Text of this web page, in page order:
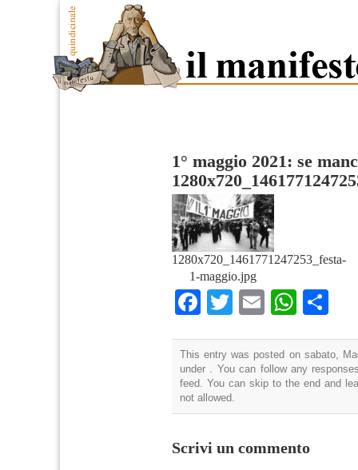
1° maggio 2021: se
1280x720_1461771247253_festa-
1-maggio.jpg
Facebook
TwitterEmail
This entry was posted on sabato,
under . You can follow any
feed. You can skip to the end and
not allowed.
Scrivi un commento